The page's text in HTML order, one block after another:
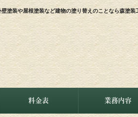
塗装や屋根塗装など建物の塗り替えのことなら森塗装
料金表 業務内容